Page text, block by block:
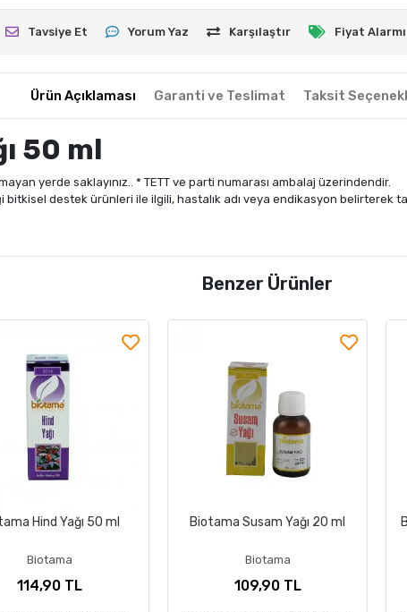
Tavsiye Et Yorum Yaz Karşılaştır Fiyat Alarmı
Ürün Açıklaması Garanti ve Teslimat Taksit
50 ml
yerde saklayınız.. * TETT ve parti numarası ambalaj üzerindendir.
destek ürünleri ile ilgili, hastalık adı veya endikasyon belirterek
Benzer Ürünler
Hind Yağı 50 ml
Biotama
114,90 TL
Biotama Susam Yağı 20 ml
Biotama
109,90 TL